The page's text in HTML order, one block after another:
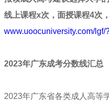
线上课程x次，面授课程4次
www.uoocuniversity.com/lgf/
2023年广东成考分数线汇总
2023年广东省各类成人高等